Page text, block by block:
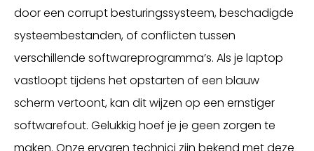
door een corrupt besturingssysteem, beschadigde
systeembestanden, of conflicten tussen
verschillende softwareprogramma’s. Als je laptop
vastloopt tijdens het opstarten of een blauw
scherm vertoont, kan dit wijzen op een ernstiger
softwarefout. Gelukkig hoef je je geen zorgen te